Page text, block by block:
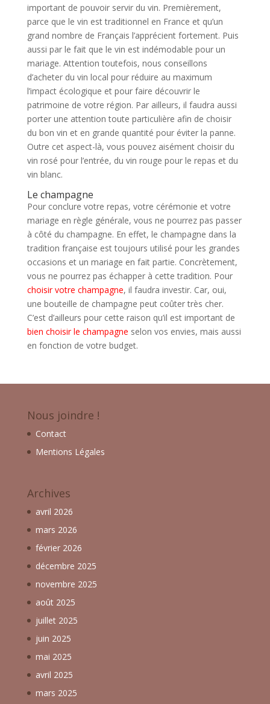
important de pouvoir servir du vin. Premièrement,
parce que le vin est traditionnel en France et qu’un
grand nombre de Français l’apprécient fortement. Puis
aussi par le fait que le vin est indémodable pour un
mariage. Attention toutefois, nous conseillons
d’acheter du vin local pour réduire au maximum
l’impact écologique et pour faire découvrir le
patrimoine de votre région. Par ailleurs, il faudra aussi
porter une attention toute particulière afin de choisir
du bon vin et en grande quantité pour éviter la panne.
Outre cet aspect-là, vous pouvez aisément choisir du
vin rosé pour l’entrée, du vin rouge pour le repas et du
vin blanc.
Le champagne
Pour conclure votre repas, votre cérémonie et votre
mariage en règle générale, vous ne pourrez pas passer
à côté du champagne. En effet, le champagne dans la
tradition française est toujours utilisé pour les grandes
occasions et un mariage en fait partie. Concrètement,
vous ne pourrez pas échapper à cette tradition. Pour
choisir votre champagne, il faudra investir. Car, oui,
une bouteille de champagne peut coûter très cher.
C’est d’ailleurs pour cette raison qu’il est important de
bien choisir le champagne selon vos envies, mais aussi
en fonction de votre budget.
Nous joindre !
Contact
Mentions Légales
Archives
avril 2026
mars 2026
février 2026
décembre 2025
novembre 2025
août 2025
juillet 2025
juin 2025
mai 2025
avril 2025
mars 2025